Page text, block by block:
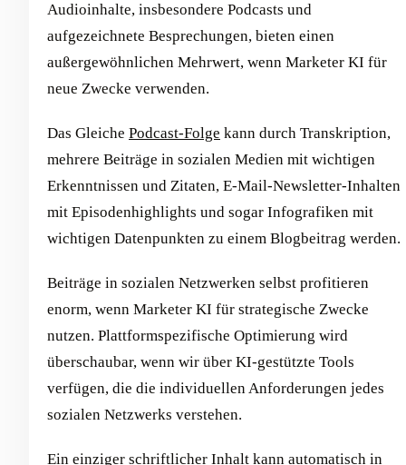
Audioinhalte, insbesondere Podcasts und
aufgezeichnete Besprechungen, bieten einen
außergewöhnlichen Mehrwert, wenn Marketer KI für
neue Zwecke verwenden.
Das Gleiche Podcast-Folge kann durch Transkription,
mehrere Beiträge in sozialen Medien mit wichtigen
Erkenntnissen und Zitaten, E-Mail-Newsletter-Inhalten
mit Episodenhighlights und sogar Infografiken mit
wichtigen Datenpunkten zu einem Blogbeitrag werden.
Beiträge in sozialen Netzwerken selbst profitieren
enorm, wenn Marketer KI für strategische Zwecke
nutzen. Plattformspezifische Optimierung wird
überschaubar, wenn wir über KI-gestützte Tools
verfügen, die die individuellen Anforderungen jedes
sozialen Netzwerks verstehen.
Ein einziger schriftlicher Inhalt kann automatisch in